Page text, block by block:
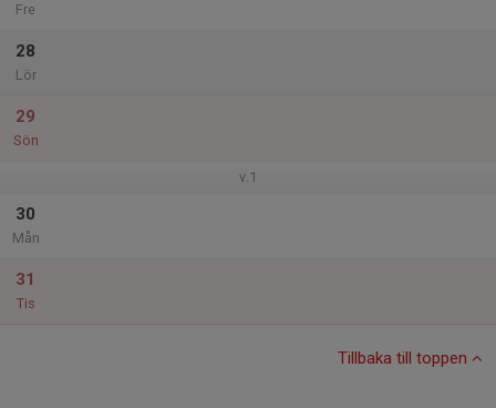
Fre
28
Lör
29
Sön
v.1
30
Mån
31
Tis
Tillbaka till toppen